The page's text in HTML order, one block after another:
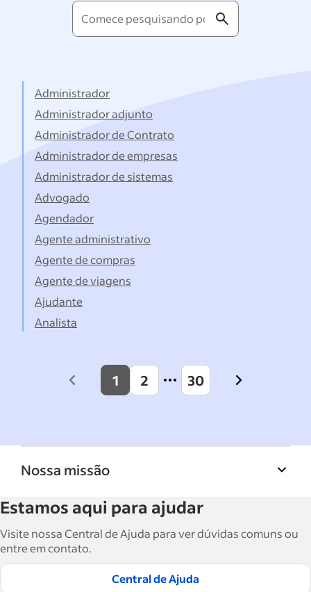
Comece
pesquisando
Administrador
Administrador adjunto
Administrador de Contrato
Administrador de empresas
Administrador de sistemas
Advogado
Agendador
Agente administrativo
Agente de compras
Agente de viagens
Ajudante
Analista
Previous
1 2 30
Next
Nossa missão
Indeed ajuda empresas a crescer e gerenciar a
força de trabalho. São mais de 15 mil artigos
em seis idiomas, em que você encontra
conselhos táticos, instruções e práticas
recomendadas para ajudar as empresas a
Estamos aqui para ajudar
Visite nossa Central de Ajuda para ver dúvidas comuns ou
entre em contato.
Central de Ajuda